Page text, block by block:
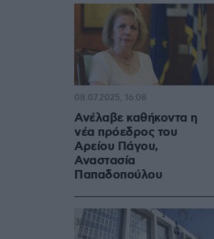
Ανέλαβε καθήκοντα η
νέα πρόεδρος του
Αρείου Πάγου,
Αναστασία
Παπαδοπούλου
08.07.2025, 16:08